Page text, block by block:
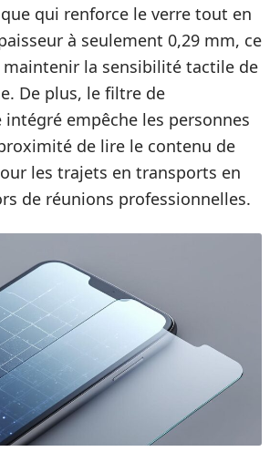
qui renforce le verre tout en
à seulement 0,29 mm, ce
la sensibilité tactile de
De plus, le filtre de
empêche les personnes
de lire le contenu de
les trajets en transports en
de réunions professionnelles.